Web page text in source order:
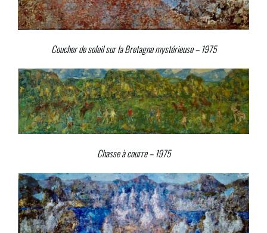
Coucher de soleil sur la Bretagne mystérieuse – 1975
Chasse à courre – 1975